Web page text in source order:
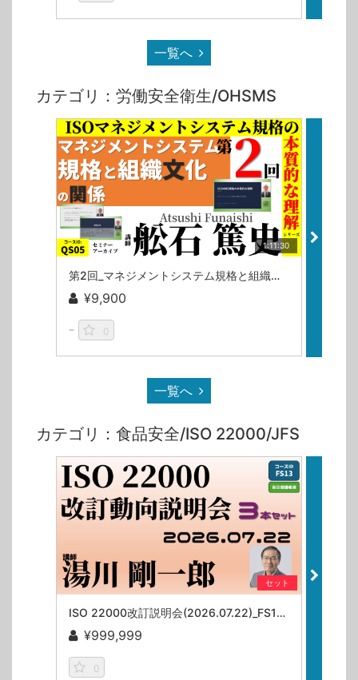
一覧へ
カテゴリ：労働安全衛生/OHSMS
1:11:30
第2回_マネジメントシステム規格と組織文化の関係（ISOマネジメントシステム規格の本質的な理解シリーズ）/舩石篤史
¥9,900
0
一覧へ
カテゴリ：食品安全/ISO 22000/JFS
セット
ISO 22000改訂説明会(2026.07.22)_FS13【当日受講者・振り返り用】
¥999,999
0